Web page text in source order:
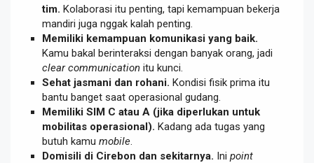
tim. Kolaborasi itu penting, tapi kemampuan bekerja
mandiri juga nggak kalah penting.
Memiliki kemampuan komunikasi yang baik.
Kamu bakal berinteraksi dengan banyak orang, jadi
clear communication itu kunci.
Sehat jasmani dan rohani. Kondisi fisik prima itu
bantu banget saat operasional gudang.
Memiliki SIM C atau A (jika diperlukan untuk
mobilitas operasional). Kadang ada tugas yang
butuh kamu mobile
Domisili di Cirebon dan sekitarnya. Ini point